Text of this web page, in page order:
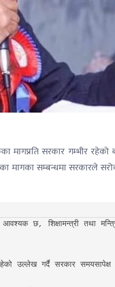
मागप्रति सरकार गम्भीर
सम्बन्धमा सरकारले
छ, शिक्षामन्त्री तथा